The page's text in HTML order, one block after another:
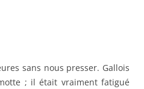
sans nous presser. Gallois
; il était vraiment fatigué